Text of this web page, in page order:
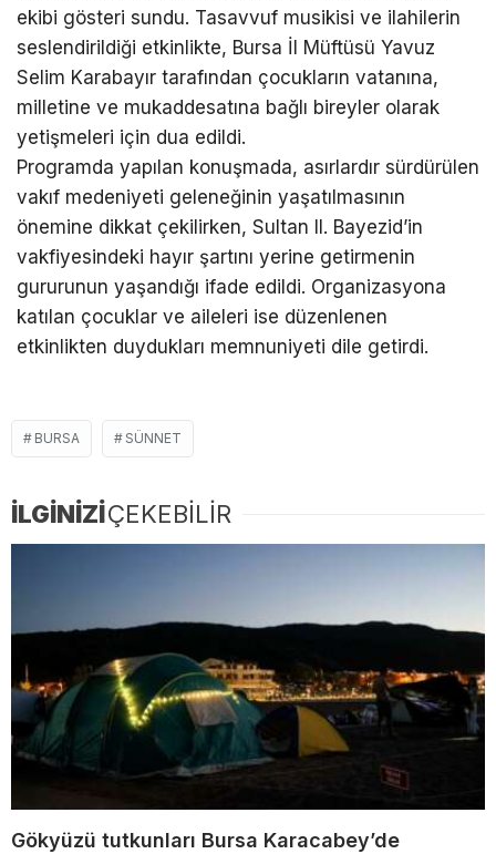
ekibi gösteri sundu. Tasavvuf musikisi ve ilahilerin
seslendirildiği etkinlikte, Bursa İl Müftüsü Yavuz
Selim Karabayır tarafından çocukların vatanına,
milletine ve mukaddesatına bağlı bireyler olarak
yetişmeleri için dua edildi.
Programda yapılan konuşmada, asırlardır sürdürülen
vakıf medeniyeti geleneğinin yaşatılmasının
önemine dikkat çekilirken, Sultan II. Bayezid’in
vakfiyesindeki hayır şartını yerine getirmenin
gururunun yaşandığı ifade edildi. Organizasyona
katılan çocuklar ve aileleri ise düzenlenen
etkinlikten duydukları memnuniyeti dile getirdi.
BURSA SÜNNET
İLGİNİZİÇEKEBİLİR
Gökyüzü tutkunları Bursa Karacabey’de